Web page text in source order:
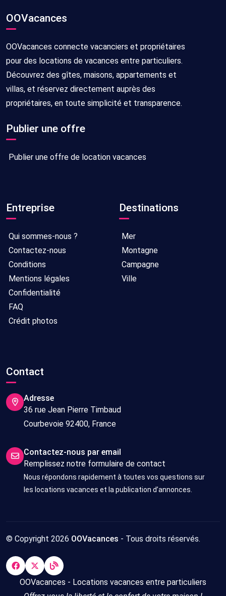
OOVacances
OOVacances connecte vacanciers et propriétaires
pour des locations de vacances entre particuliers.
Découvrez des gîtes, maisons, appartements et
villas, et réservez directement auprès des
propriétaires, en toute simplicité et transparence.
Publier une offre
Publier une offre de location vacances
Entreprise
Qui sommes-nous ?
Contactez-nous
Conditions
Mentions légales
Confidentialité
FAQ
Crédit photos
Destinations
Mer
Montagne
Campagne
Ville
Contact
Adresse
36 rue Jean Pierre Timbaud
Courbevoie 92400, France
Contactez-nous par email
Remplissez notre formulaire de contact
Nous répondons rapidement à toutes vos questions sur
les locations vacances et la publication d’annonces.
© Copyright 2026 OOVacances - Tous droits réservés.
OOVacances - Locations vacances entre particuliers